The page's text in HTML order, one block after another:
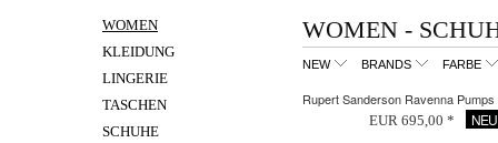
WOMEN
KLEIDUNG
LINGERIE
TASCHEN
SCHUHE
WOMEN -
NEW BRANDS FARBE
Rupert Sanderson Ravenna
EUR 695,00 * NEU